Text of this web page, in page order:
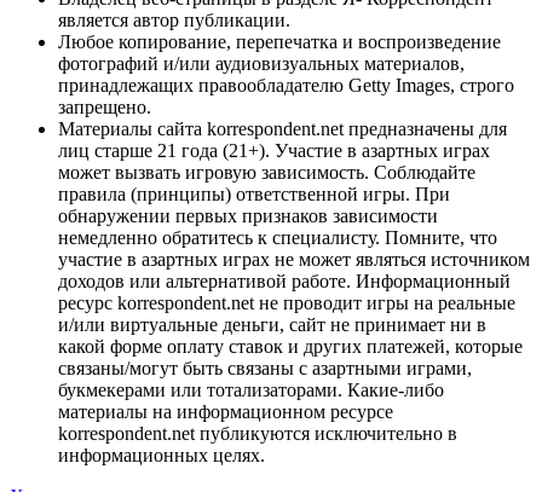
является автор публикации.
Любое копирование, перепечатка и воспроизведение
фотографий и/или аудиовизуальных материалов,
принадлежащих правообладателю Getty Images, строго
запрещено.
Материалы сайта korrespondent.net предназначены для
лиц старше 21 года (21+). Участие в азартных играх
может вызвать игровую зависимость. Соблюдайте
правила (принципы) ответственной игры. При
обнаружении первых признаков зависимости
немедленно обратитесь к специалисту. Помните, что
участие в азартных играх не может являться источником
доходов или альтернативой работе. Информационный
ресурс korrespondent.net не проводит игры на реальные
и/или виртуальные деньги, сайт не принимает ни в
какой форме оплату ставок и других платежей, которые
связаны/могут быть связаны с азартными играми,
букмекерами или тотализаторами. Какие-либо
материалы на информационном ресурсе
korrespondent.net публикуются исключительно в
информационных целях.